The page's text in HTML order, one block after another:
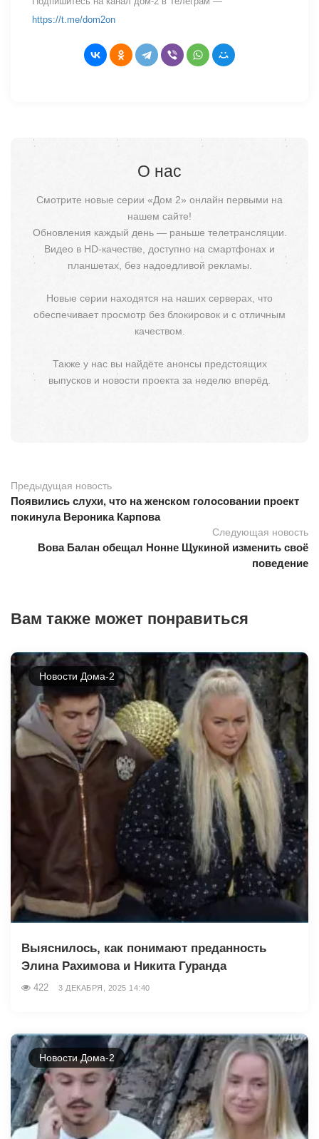
https://t.me/dom2on
О нас
Смотрите новые серии «Дом 2» онлайн первыми на
нашем сайте!
Обновления каждый день — раньше телетрансляции.
Видео в HD-качестве, доступно на смартфонах и
планшетах, без надоедливой рекламы.
Новые серии находятся на наших серверах, что
обеспечивает просмотр без блокировок и с отличным
качеством.
Также у нас вы найдёте анонсы предстоящих
выпусков и новости проекта за неделю вперёд.
Предыдущая новость
Появились слухи, что на женском голосовании проект
покинула Вероника Карпова
Следующая новость
Вова Балан обещал Нонне Щукиной изменить своё
поведение
Вам также может понравиться
Новости Дома-2
Выяснилось, как понимают преданность
Элина Рахимова и Никита Гуранда
422 3 ДЕКАБРЯ, 2025 14:40
Новости Дома-2